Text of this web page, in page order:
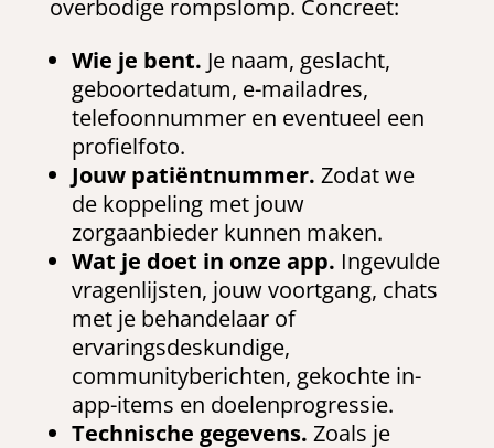
overbodige rompslomp. Concreet:
Wie je bent. Je naam, geslacht,
geboortedatum, e-mailadres,
telefoonnummer en eventueel een
profielfoto.
Jouw patiëntnummer. Zodat we
de koppeling met jouw
zorgaanbieder kunnen maken.
Wat je doet in onze app. Ingevulde
vragenlijsten, jouw voortgang, chats
met je behandelaar of
ervaringsdeskundige,
communityberichten, gekochte in-
app-items en doelenprogressie.
Technische gegevens. Zoals je